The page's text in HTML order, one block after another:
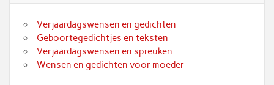
Verjaardagswensen en gedichten
Geboortegedichtjes en teksten
Verjaardagswensen en spreuken
Wensen en gedichten voor moeder